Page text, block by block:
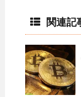
関連記